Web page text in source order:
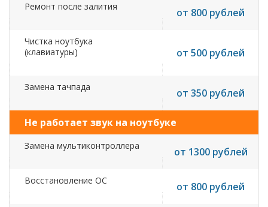
Ремонт после залития от 800 рублей
Чистка ноутбука
(клавиатуры)
от 500 рублей
Замена тачпада от 350 рублей
Не работает звук на ноутбуке
Замена мультиконтроллера от 1300 рублей
Восстановление ОС от 800 рублей